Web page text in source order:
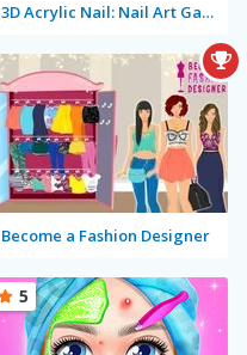
3D Acrylic Nail: Nail Art Game
Become a Fashion Designer
5